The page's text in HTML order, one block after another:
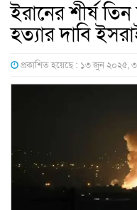
ইরানের শীর্ষ
হত্যার দাবি
প্রকাশিত হয়েছে : ১৩ জুন ২০২৫,